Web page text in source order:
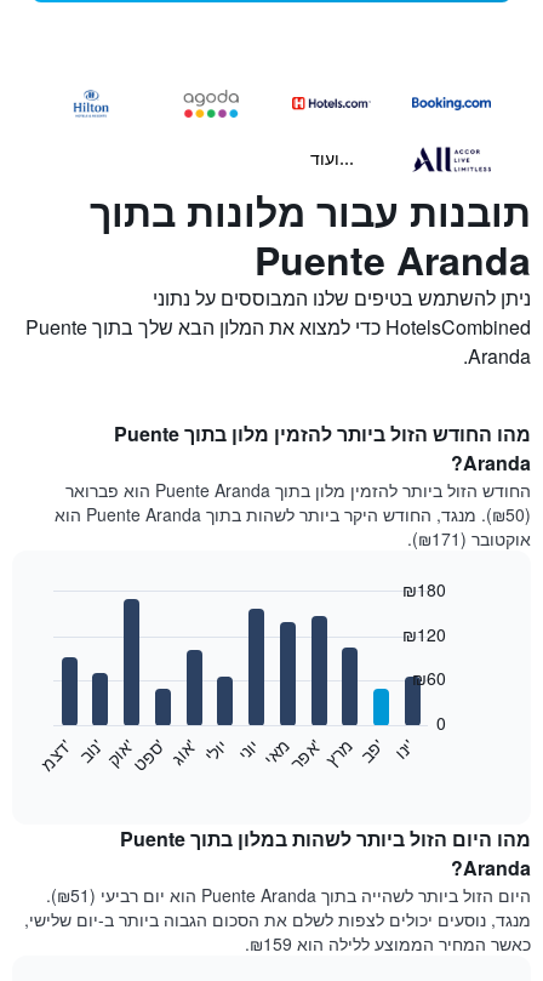
...ועוד
תובנות עבור מלונות בתוך
Puente Aranda
ניתן להשתמש בטיפים שלנו המבוססים על נתוני
HotelsCombined כדי למצוא את המלון הבא שלך בתוך Puente
Aranda.
מהו החודש הזול ביותר להזמין מלון בתוך Puente
Aranda?
החודש הזול ביותר להזמין מלון בתוך Puente Aranda הוא פברואר
(₪50). מנגד, החודש היקר ביותר לשהות בתוך Puente Aranda הוא
אוקטובר (₪171).
מחיר
הממוצע
של
חדר
בכל
חודש
י
נ
ו
' פ
ב​​​​​​​
' מרץא
פ
ר
' מאי יוני יולי א
ו
ג
' ס
פ
ט
' א
ו
ק
' נ
ו
ב
' ד
צ
מ
'
0
₪60
₪120
₪180
מהו היום הזול ביותר לשהות במלון בתוך Puente
Aranda?
היום הזול ביותר לשהייה בתוך Puente Aranda הוא יום רביעי (₪51).
מנגד, נוסעים יכולים לצפות לשלם את הסכום הגבוה ביותר ב-יום שלישי,
כאשר המחיר הממוצע ללילה הוא ₪159.